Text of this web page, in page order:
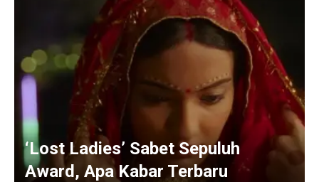
‘Lost Ladies’ Sabet Sepuluh
Award, Apa Kabar Terbaru